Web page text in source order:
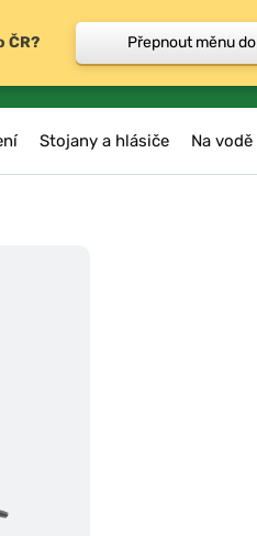
Stojany a hlásiče Na vodě
ČR? Přepnout měnu do